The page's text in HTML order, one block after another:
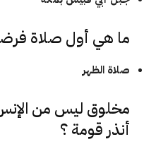
ما هي أول صلاة
صلاة الظهر
مخلوق ليس من
أنذر قومة ؟